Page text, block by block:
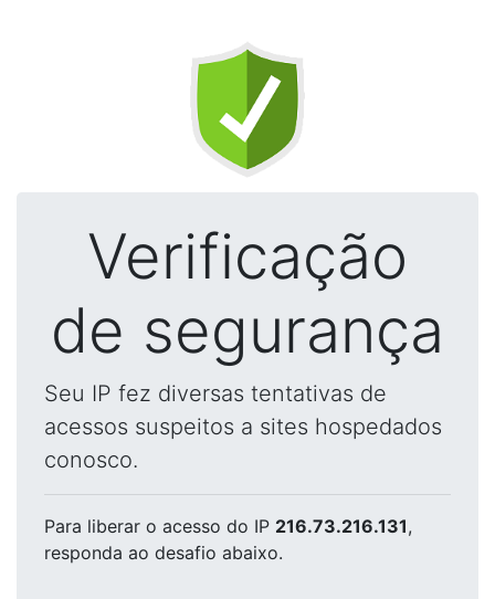
Verificação
de segurança
Seu IP fez diversas tentativas de
acessos suspeitos a sites hospedados
conosco.
Para liberar o acesso do IP 216.73.216.131,
responda ao desafio abaixo.